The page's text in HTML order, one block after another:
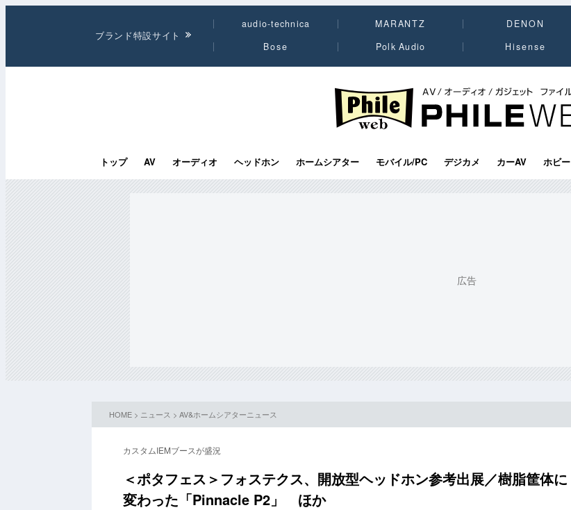
ブランド特設サイト
audio-technica MARANTZ DENON
Bose
Polk Audio Hisense
PHILE WEB｜AV/オーディオ/ガジェット
トップ AV オーディオ ヘッドホン ホームシアター モバイル/PC デジカメ カーAV ホビー
HOME > ニュース > AV&ホームシアターニュース
カスタムIEMブースが盛況
＜ポタフェス＞フォステクス、開放型ヘッドホン参考出展／樹脂筐体に
変わった「Pinnacle P2」 ほか